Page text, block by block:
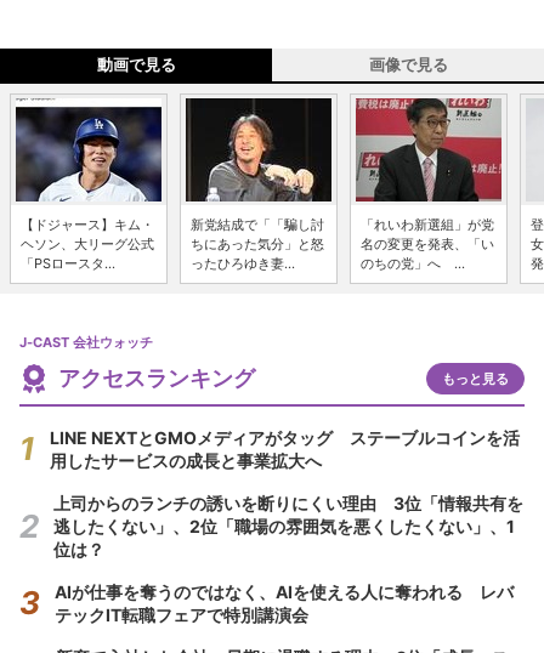
動画で見る 画像で見る
【ドジャース】キム・
ヘソン、大リーグ公式
「PSロースタ...
新党結成で「「騙し討
ちにあった気分」と怒
ったひろゆき妻...
「れいわ新選組」が党
名の変更を発表、「い
のちの党」へ ...
J-CAST 会社ウォッチ
アクセスランキング もっと見る
LINE NEXTとGMOメディアがタッグ ステーブルコインを活
用したサービスの成長と事業拡大へ
上司からのランチの誘いを断りにくい理由 3位「情報共有を
逃したくない」、2位「職場の雰囲気を悪くしたくない」、1
位は？
AIが仕事を奪うのではなく、AIを使える人に奪われる レバ
テックIT転職フェアで特別講演会